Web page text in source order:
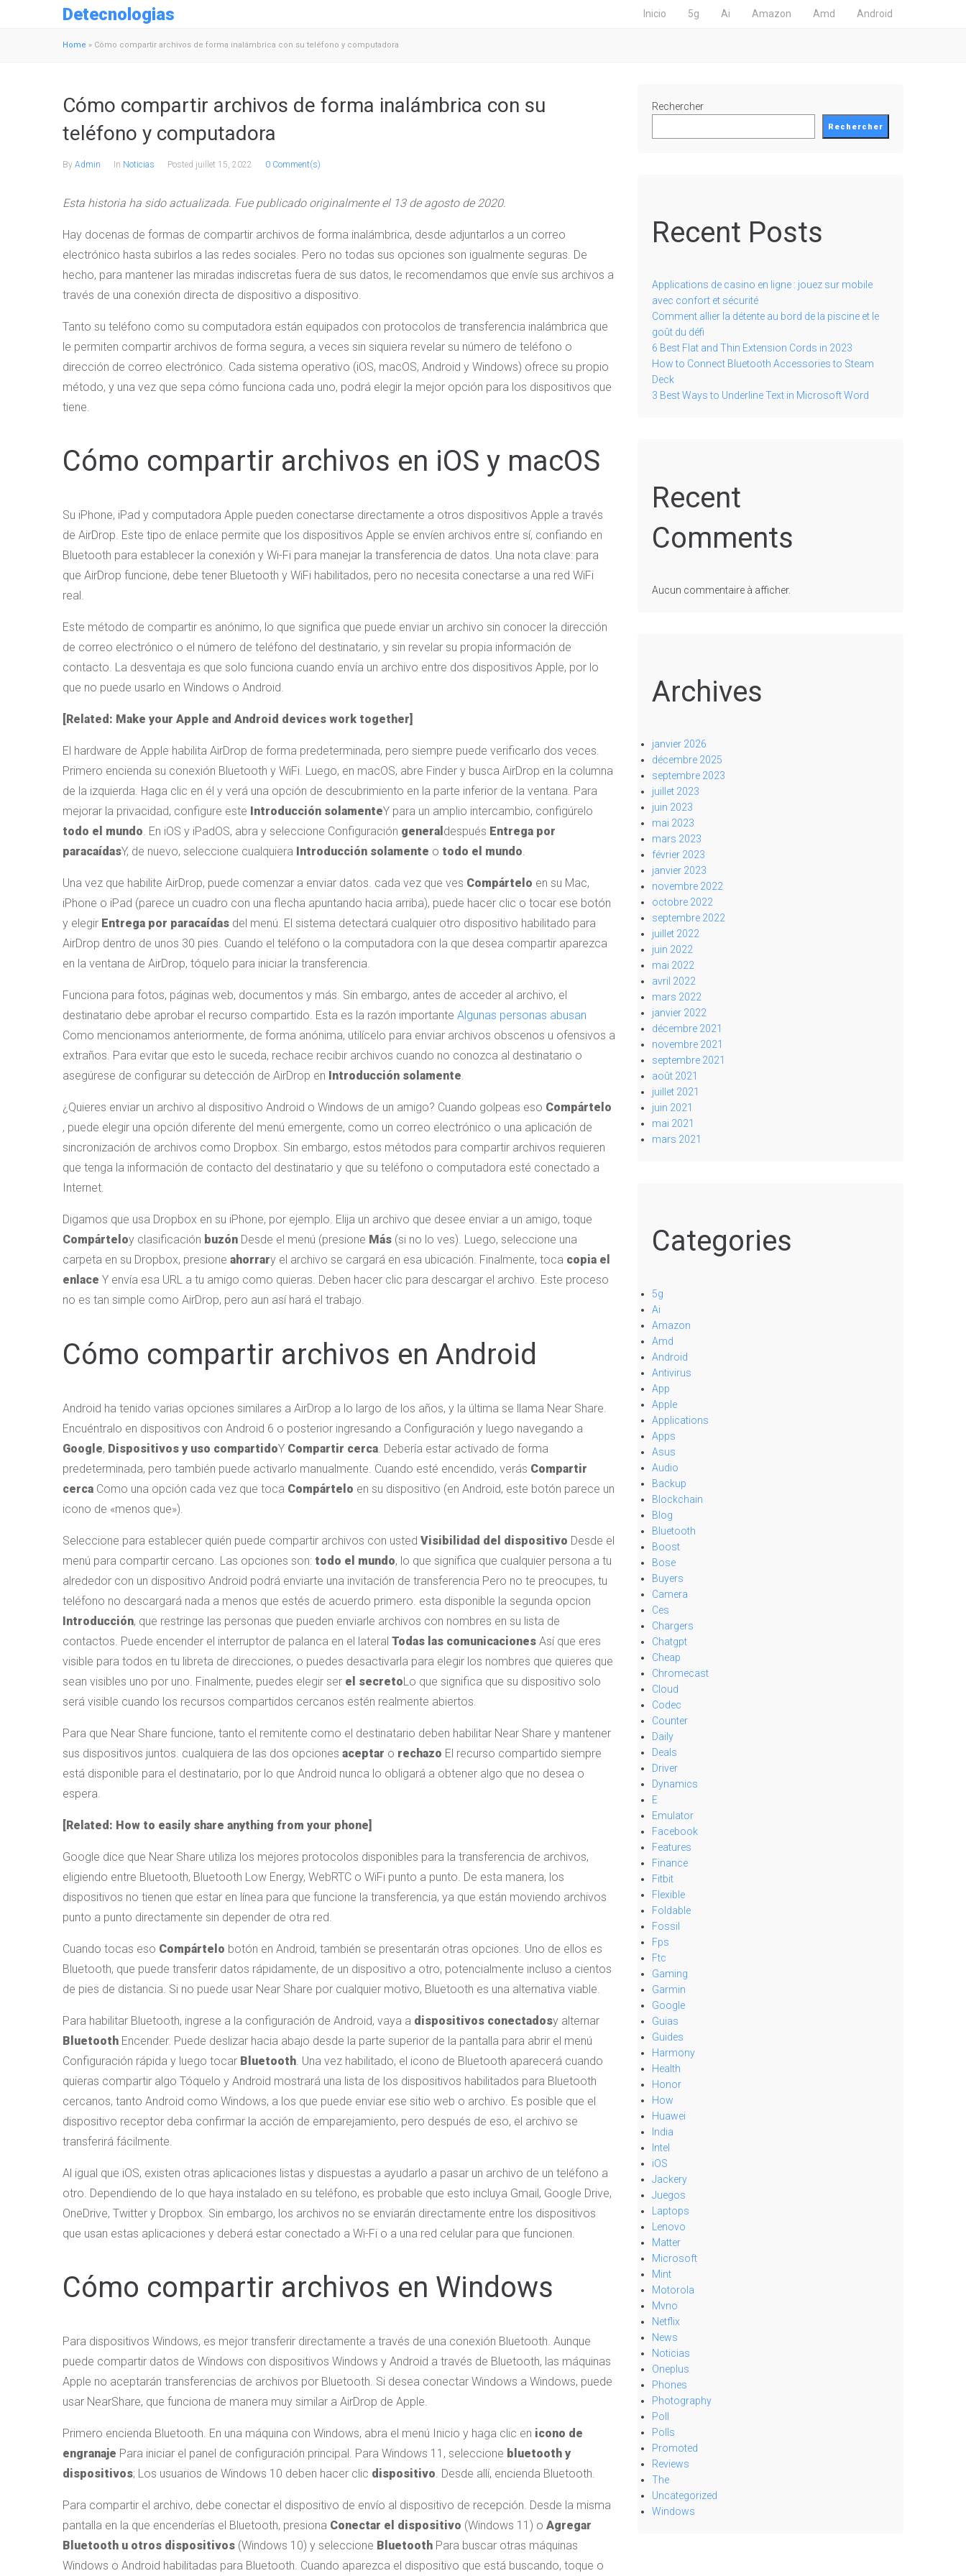
Detecnologias Inicio 5g Ai Amazon Amd Android
Home » Cómo compartir archivos de forma inalámbrica con su teléfono y computadora
Cómo compartir archivos de forma inalámbrica con su
teléfono y computadora
By Admin In Noticias Posted juillet 15, 2022 0 Comment(s)
Esta historia ha sido actualizada. Fue publicado originalmente el 13 de agosto de 2020.
Hay docenas de formas de compartir archivos de forma inalámbrica, desde adjuntarlos a un correo
electrónico hasta subirlos a las redes sociales. Pero no todas sus opciones son igualmente seguras. De
hecho, para mantener las miradas indiscretas fuera de sus datos, le recomendamos que envíe sus archivos a
través de una conexión directa de dispositivo a dispositivo.
Tanto su teléfono como su computadora están equipados con protocolos de transferencia inalámbrica que
le permiten compartir archivos de forma segura, a veces sin siquiera revelar su número de teléfono o
dirección de correo electrónico. Cada sistema operativo (iOS, macOS, Android y Windows) ofrece su propio
método, y una vez que sepa cómo funciona cada uno, podrá elegir la mejor opción para los dispositivos que
tiene.
Cómo compartir archivos en iOS y macOS
Su iPhone, iPad y computadora Apple pueden conectarse directamente a otros dispositivos Apple a través
de AirDrop. Este tipo de enlace permite que los dispositivos Apple se envíen archivos entre sí, confiando en
Bluetooth para establecer la conexión y Wi-Fi para manejar la transferencia de datos. Una nota clave: para
que AirDrop funcione, debe tener Bluetooth y WiFi habilitados, pero no necesita conectarse a una red WiFi
real.
Este método de compartir es anónimo, lo que significa que puede enviar un archivo sin conocer la dirección
de correo electrónico o el número de teléfono del destinatario, y sin revelar su propia información de
contacto. La desventaja es que solo funciona cuando envía un archivo entre dos dispositivos Apple, por lo
que no puede usarlo en Windows o Android.
[Related: Make your Apple and Android devices work together]
El hardware de Apple habilita AirDrop de forma predeterminada, pero siempre puede verificarlo dos veces.
Primero encienda su conexión Bluetooth y WiFi. Luego, en macOS, abre Finder y busca AirDrop en la columna
de la izquierda. Haga clic en él y verá una opción de descubrimiento en la parte inferior de la ventana. Para
mejorar la privacidad, configure este Introducción solamenteY para un amplio intercambio, configúrelo
todo el mundo. En iOS y iPadOS, abra y seleccione Configuración general después Entrega por
paracaídasY, de nuevo, seleccione cualquiera Introducción solamente o todo el mundo.
Una vez que habilite AirDrop, puede comenzar a enviar datos. cada vez que ves Compártelo en su Mac,
iPhone o iPad (parece un cuadro con una flecha apuntando hacia arriba), puede hacer clic o tocar ese botón
y elegir Entrega por paracaídas del menú. El sistema detectará cualquier otro dispositivo habilitado para
AirDrop dentro de unos 30 pies. Cuando el teléfono o la computadora con la que desea compartir aparezca
en la ventana de AirDrop, tóquelo para iniciar la transferencia.
Funciona para fotos, páginas web, documentos y más. Sin embargo, antes de acceder al archivo, el
destinatario debe aprobar el recurso compartido. Esta es la razón importante Algunas personas abusan
Como mencionamos anteriormente, de forma anónima, utilícelo para enviar archivos obscenos u ofensivos a
extraños. Para evitar que esto le suceda, rechace recibir archivos cuando no conozca al destinatario o
asegúrese de configurar su detección de AirDrop en Introducción solamente.
¿Quieres enviar un archivo al dispositivo Android o Windows de un amigo? Cuando golpeas eso Compártelo
, puede elegir una opción diferente del menú emergente, como un correo electrónico o una aplicación de
sincronización de archivos como Dropbox. Sin embargo, estos métodos para compartir archivos requieren
que tenga la información de contacto del destinatario y que su teléfono o computadora esté conectado a
Internet.
Digamos que usa Dropbox en su iPhone, por ejemplo. Elija un archivo que desee enviar a un amigo, toque
Compárteloy clasificación buzón Desde el menú (presione Más (si no lo ves). Luego, seleccione una
carpeta en su Dropbox, presione ahorrary el archivo se cargará en esa ubicación. Finalmente, toca copia el
enlace Y envía esa URL a tu amigo como quieras. Deben hacer clic para descargar el archivo. Este proceso
no es tan simple como AirDrop, pero aun así hará el trabajo.
Cómo compartir archivos en Android
Android ha tenido varias opciones similares a AirDrop a lo largo de los años, y la última se llama Near Share.
Encuéntralo en dispositivos con Android 6 o posterior ingresando a Configuración y luego navegando a
Google, Dispositivos y uso compartidoY Compartir cerca . Debería estar activado de forma
predeterminada, pero también puede activarlo manualmente. Cuando esté encendido, verás Compartir
cerca Como una opción cada vez que toca Compártelo en su dispositivo (en Android, este botón parece un
icono de «menos que»).
Seleccione para establecer quién puede compartir archivos con usted Visibilidad del dispositivo Desde el
menú para compartir cercano. Las opciones son: todo el mundo, lo que significa que cualquier persona a tu
alrededor con un dispositivo Android podrá enviarte una invitación de transferencia Pero no te preocupes, tu
teléfono no descargará nada a menos que estés de acuerdo primero. esta disponible la segunda opcion
Introducción, que restringe las personas que pueden enviarle archivos con nombres en su lista de
contactos. Puede encender el interruptor de palanca en el lateral Todas las comunicaciones Así que eres
visible para todos en tu libreta de direcciones, o puedes desactivarla para elegir los nombres que quieres que
sean visibles uno por uno. Finalmente, puedes elegir ser el secretoLo que significa que su dispositivo solo
será visible cuando los recursos compartidos cercanos estén realmente abiertos.
Para que Near Share funcione, tanto el remitente como el destinatario deben habilitar Near Share y mantener
sus dispositivos juntos. cualquiera de las dos opciones aceptar o rechazo El recurso compartido siempre
está disponible para el destinatario, por lo que Android nunca lo obligará a obtener algo que no desea o
espera.
[Related: How to easily share anything from your phone]
Google dice que Near Share utiliza los mejores protocolos disponibles para la transferencia de archivos,
eligiendo entre Bluetooth, Bluetooth Low Energy, WebRTC o WiFi punto a punto. De esta manera, los
dispositivos no tienen que estar en línea para que funcione la transferencia, ya que están moviendo archivos
punto a punto directamente sin depender de otra red.
Cuando tocas eso Compártelo botón en Android, también se presentarán otras opciones. Uno de ellos es
Bluetooth, que puede transferir datos rápidamente, de un dispositivo a otro, potencialmente incluso a cientos
de pies de distancia. Si no puede usar Near Share por cualquier motivo, Bluetooth es una alternativa viable.
Para habilitar Bluetooth, ingrese a la configuración de Android, vaya a dispositivos conectadosy alternar
Bluetooth Encender. Puede deslizar hacia abajo desde la parte superior de la pantalla para abrir el menú
Configuración rápida y luego tocar Bluetooth . Una vez habilitado, el icono de Bluetooth aparecerá cuando
quieras compartir algo Tóquelo y Android mostrará una lista de los dispositivos habilitados para Bluetooth
cercanos, tanto Android como Windows, a los que puede enviar ese sitio web o archivo. Es posible que el
dispositivo receptor deba confirmar la acción de emparejamiento, pero después de eso, el archivo se
transferirá fácilmente.
Al igual que iOS, existen otras aplicaciones listas y dispuestas a ayudarlo a pasar un archivo de un teléfono a
otro. Dependiendo de lo que haya instalado en su teléfono, es probable que esto incluya Gmail, Google Drive,
OneDrive, Twitter y Dropbox. Sin embargo, los archivos no se enviarán directamente entre los dispositivos
que usan estas aplicaciones y deberá estar conectado a Wi-Fi o a una red celular para que funcionen.
Cómo compartir archivos en Windows
Para dispositivos Windows, es mejor transferir directamente a través de una conexión Bluetooth. Aunque
puede compartir datos de Windows con dispositivos Windows y Android a través de Bluetooth, las máquinas
Apple no aceptarán transferencias de archivos por Bluetooth. Si desea conectar Windows a Windows, puede
usar NearShare, que funciona de manera muy similar a AirDrop de Apple.
Primero encienda Bluetooth. En una máquina con Windows, abra el menú Inicio y haga clic en icono de
engranaje Para iniciar el panel de configuración principal. Para Windows 11, seleccione bluetooth y
dispositivos; Los usuarios de Windows 10 deben hacer clic dispositivo. Desde allí, encienda Bluetooth.
Para compartir el archivo, debe conectar el dispositivo de envío al dispositivo de recepción. Desde la misma
pantalla en la que encenderías el Bluetooth, presiona Conectar el dispositivo (Windows 11) o Agregar
Bluetooth u otros dispositivos (Windows 10) y seleccione Bluetooth Para buscar otras máquinas
Windows o Android habilitadas para Bluetooth. Cuando aparezca el dispositivo que está buscando, toque o
Rechercher
Rechercher
Recent Posts
Applications de casino en ligne : jouez sur mobile
avec confort et sécurité
Comment allier la détente au bord de la piscine et le
goût du défi
6 Best Flat and Thin Extension Cords in 2023
How to Connect Bluetooth Accessories to Steam
Deck
3 Best Ways to Underline Text in Microsoft Word
Recent
Comments
Aucun commentaire à afficher.
Archives
janvier 2026
décembre 2025
septembre 2023
juillet 2023
juin 2023
mai 2023
mars 2023
février 2023
janvier 2023
novembre 2022
octobre 2022
septembre 2022
juillet 2022
juin 2022
mai 2022
avril 2022
mars 2022
janvier 2022
décembre 2021
novembre 2021
septembre 2021
août 2021
juillet 2021
juin 2021
mai 2021
mars 2021
Categories
5g
Ai
Amazon
Amd
Android
Antivirus
App
Apple
Applications
Apps
Asus
Audio
Backup
Blockchain
Blog
Bluetooth
Boost
Bose
Buyers
Camera
Ces
Chargers
Chatgpt
Cheap
Chromecast
Cloud
Codec
Counter
Daily
Deals
Driver
Dynamics
E
Emulator
Facebook
Features
Finance
Fitbit
Flexible
Foldable
Fossil
Fps
Ftc
Gaming
Garmin
Google
Guias
Guides
Harmony
Health
Honor
How
Huawei
India
Intel
iOS
Jackery
Juegos
Laptops
Lenovo
Matter
Microsoft
Mint
Motorola
Mvno
Netflix
News
Noticias
Oneplus
Phones
Photography
Poll
Polls
Promoted
Reviews
The
Uncategorized
Windows